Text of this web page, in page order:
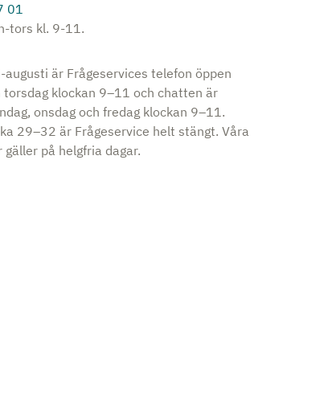
01
tors kl. 9-11.
augusti är Frågeservices telefon öppen
torsdag klockan 9–11 och chatten är
onsdag och fredag klockan 9–11.
29–32 är Frågeservice helt stängt. Våra
på helgfria dagar.